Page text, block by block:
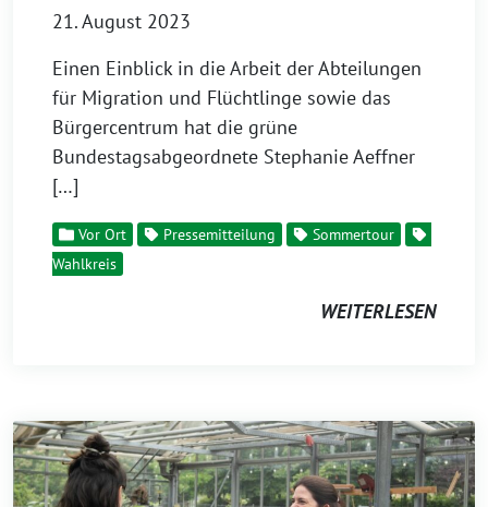
21. August 2023
Einen Einblick in die Arbeit der Abteilungen
für Migration und Flüchtlinge sowie das
Bürgercentrum hat die grüne
Bundestagsabgeordnete Stephanie Aeffner
[…]
Vor Ort Pressemitteilung
Sommertour
Wahlkreis
WEITERLESEN